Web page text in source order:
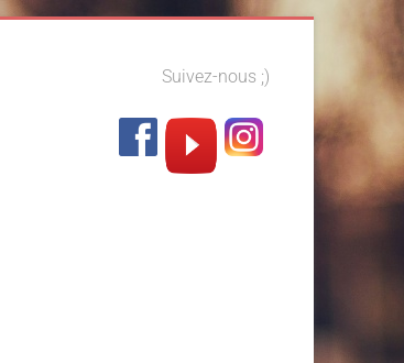
Suivez-nous ;)